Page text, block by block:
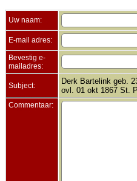
Uw naam:
E-mail adres:
Bevestig e-
mailadres:
Subject:
Derk Bartelink geb.
ovl. 01 okt 1867 St.
Commentaar: